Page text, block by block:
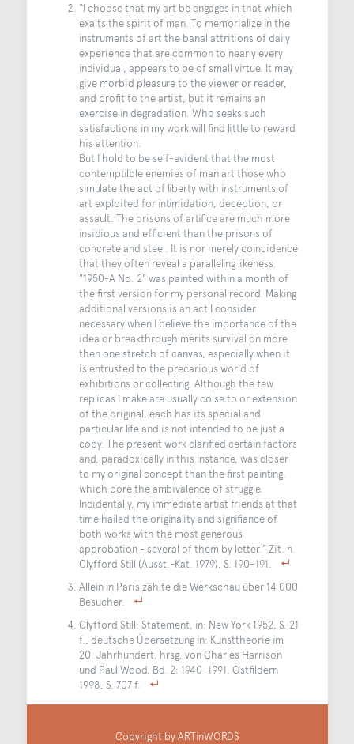
“I choose that my art be engages in that which
exalts the spirit of man. To memorialize in the
instruments of art the banal attritions of daily
experience that are common to nearly every
individual, appears to be of small virtue. It may
give morbid pleasure to the viewer or reader,
and profit to the artist, but it remains an
exercise in degradation. Who seeks such
satisfactions in my work will find little to reward
his attention.
But I hold to be self-evident that the most
contemptilble enemies of man art those who
simulate the act of liberty with instruments of
art exploited for intimidation, deception, or
assault. The prisons of artifice are much more
insidious and efficient than the prisons of
concrete and steel. It is nor merely coincidence
that they often reveal a paralleling likeness.
"1950-A No. 2" was painted within a month of
the first version for my personal record. Making
additional versions is an act I consider
necessary when I believe the importance of the
idea or breakthrough merits survival on more
then one stretch of canvas, especially when it
is entrusted to the precarious world of
exhibitions or collecting. Although the few
replicas I make are usually colse to or extension
of the original, each has its special and
particular life and is not intended to be just a
copy. The present work clarified certain factors
and, paradoxically in this instance, was closer
to my original concept than the first painting,
which bore the ambivalence of struggle.
Incidentally, my immediate artist friends at that
time hailed the originality and signifiance of
both works with the most generous
approbation - several of them by letter.” Zit. n.
Clyfford Still (Ausst.-Kat. 1979), S. 190–191.
Allein in Paris zählte die Werkschau über 14 000
Besucher.
Clyfford Still: Statement, in: New York 1952, S. 21
f., deutsche Übersetzung in: Kunsttheorie im
20. Jahrhundert, hrsg. von Charles Harrison
und Paul Wood, Bd. 2: 1940–1991, Ostﬁldern
1998, S. 707 f.
Copyright by ARTinWORDS